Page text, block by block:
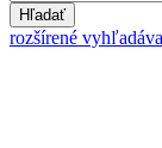
Hľadať
rozšírené